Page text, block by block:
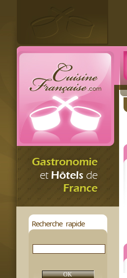
Recherche rapide